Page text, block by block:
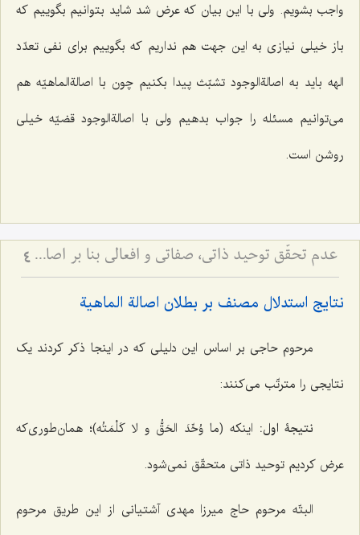
واجب بشویم. ولی با این بیان که عرض شد شاید بتوانیم بگوییم که
باز خیلی نیازی به این جهت هم نداریم که بگوییم برای نفی تعدّد
الهه باید به اصالةالوجود تشبّث پیدا بکنیم چون با اصالةالماهیّه هم
می‌توانیم مسئله را جواب بدهیم ولی با اصالةالوجود قضیّه خیلی
روشن است.
عدم تحقّق توحید ذاتی، صفاتی و افعالی بنا بر اصالةالماهیّة 4
نتایج استدلال مصنف بر بطلان اصالة الماهیة
مرحوم حاجی بر اساس این دلیلی که در اینجا ذکر کردند یک
نتایجی را مترتّب می‌کنند:
نتیجۀ اول: اینکه (ما وُحِّدَ الحَقُّ و لا کَلْمَتُه)؛ همان‌طوری‌که
عرض کردیم توحید ذاتی متحقّق نمی‌شود.
البتّه مرحوم حاج میرزا مهدی آشتیانی از این طریق مرحوم